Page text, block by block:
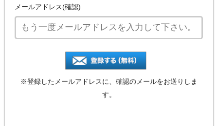
メールアドレス(確認)
※登録したメールアドレスに、確認のメールをお送りしま
す。